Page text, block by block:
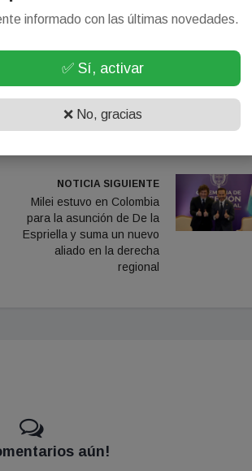
maniobras-dolar-oficial-cepo-k-llegan-
NOTICIA SIGUIENTE
Milei estuvo en Colombia
para la asunción de De la
Espriella y suma un nuevo
aliado en la derecha
regional
aún!
informado con las últimas novedades.
✅ Sí, activar
❌ No, gracias